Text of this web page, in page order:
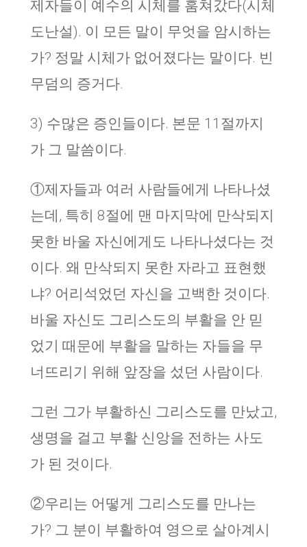
제자들이 예수의 시체를 훔쳐갔다(시체
도난설). 이 모든 말이 무엇을 암시하는
가? 정말 시체가 없어졌다는 말이다. 빈
무덤의 증거다.
3) 수많은 증인들이다. 본문 11절까지
가 그 말씀이다.
①제자들과 여러 사람들에게 나타나셨
는데, 특히 8절에 맨 마지막에 만삭되지
못한 바울 자신에게도 나타나셨다는 것
이다. 왜 만삭되지 못한 자라고 표현했
냐? 어리석었던 자신을 고백한 것이다.
바울 자신도 그리스도의 부활을 안 믿
었기 때문에 부활을 말하는 자들을 무
너뜨리기 위해 앞장을 섰던 사람이다.
그런 그가 부활하신 그리스도를 만났고,
생명을 걸고 부활 신앙을 전하는 사도
가 된 것이다.
②우리는 어떻게 그리스도를 만나는
가? 그 분이 부활하여 영으로 살아계시